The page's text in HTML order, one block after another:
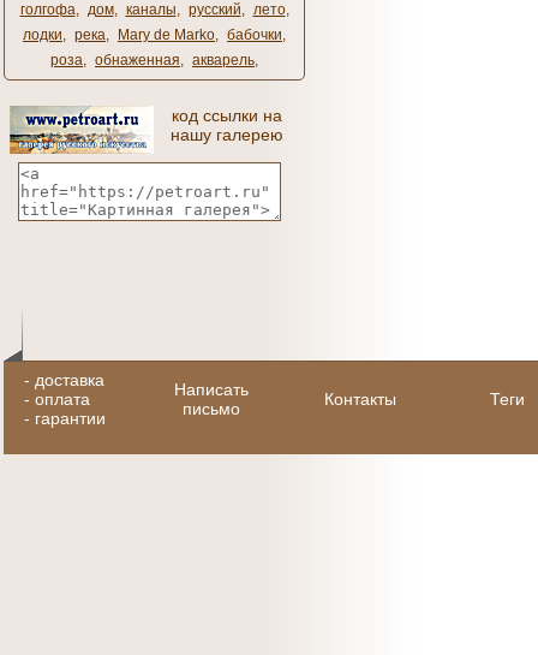
голгофа, дом, каналы, русский, лето,
лодки, река, Mary de Marko, бабочки,
роза, обнаженная, акварель,
код ссылки на
нашу галерею
- доставка
- оплата
- гарантии
Написать
письмо
Контакты Теги